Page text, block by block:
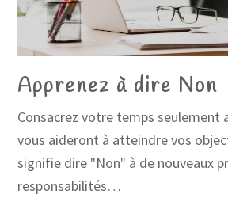
Apprenez à dire Non
Consacrez votre temps seulement
vous aideront à atteindre vos
signifie dire "Non" à de nouveaux
responsabilités…